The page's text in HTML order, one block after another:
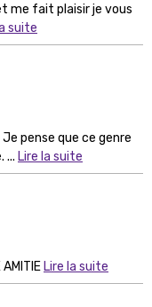
me fait plaisir je vous
suite
pense que ce genre
... Lire la suite
Lire la suite